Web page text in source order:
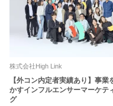
株式会社High Link
【外コン内定者実績あり】事業
かすインフルエンサーマーケテ
グ